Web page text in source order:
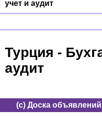
учет и аудит
Турция -
аудит
(c) Доска